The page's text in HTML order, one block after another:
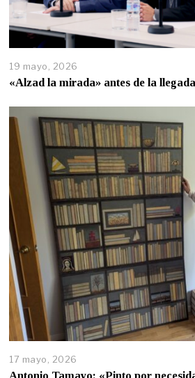
19 mayo, 2026
«Alzad la mirada» antes de la
17 mayo, 2026